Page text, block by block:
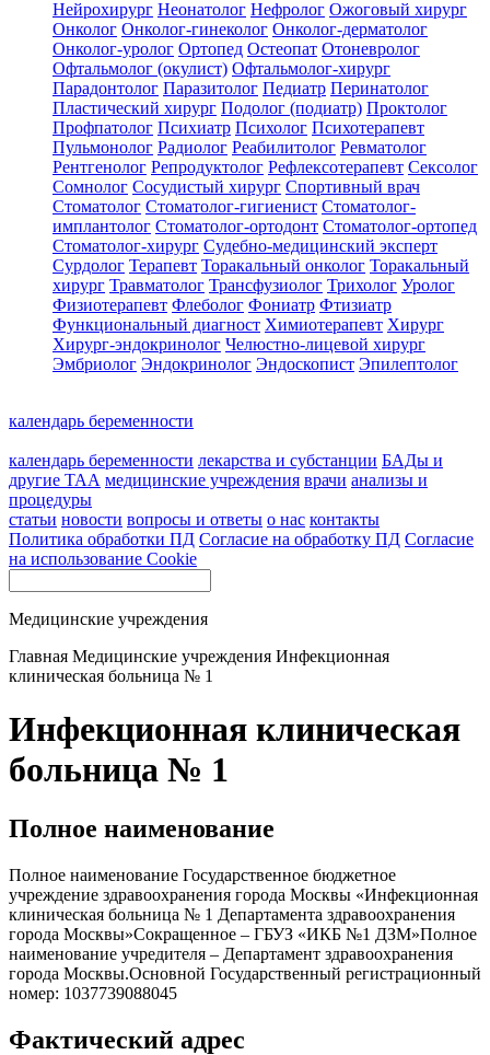
Нейрохирург Неонатолог Нефролог Ожоговый хирург
Онколог Онколог-гинеколог Онколог-дерматолог
Онколог-уролог Ортопед Остеопат Отоневролог
Офтальмолог (окулист) Офтальмолог-хирург
Парадонтолог Паразитолог Педиатр Перинатолог
Пластический хирург Подолог (подиатр) Проктолог
Профпатолог Психиатр Психолог Психотерапевт
Пульмонолог Радиолог Реабилитолог Ревматолог
Рентгенолог Репродуктолог Рефлексотерапевт Сексолог
Сомнолог Сосудистый хирург Спортивный врач
Стоматолог Стоматолог-гигиенист Стоматолог-
имплантолог Стоматолог-ортодонт Стоматолог-ортопед
Стоматолог-хирург Судебно-медицинский эксперт
Сурдолог Терапевт Торакальный онколог Торакальный
хирург Травматолог Трансфузиолог Трихолог Уролог
Физиотерапевт Флеболог Фониатр Фтизиатр
Функциональный диагност Химиотерапевт Хирург
Хирург-эндокринолог Челюстно-лицевой хирург
Эмбриолог Эндокринолог Эндоскопист Эпилептолог
календарь беременности
календарь беременности лекарства и субстанции БАДы и
другие ТАА медицинские учреждения врачи анализы и
процедуры
статьи новости вопросы и ответы о нас контакты
Политика обработки ПД Согласие на обработку ПД Согласие
на использование Cookie
Медицинские учреждения
Главная Медицинские учреждения Инфекционная
клиническая больница № 1
Инфекционная клиническая
больница № 1
Полное наименование
Полное наименование Государственное бюджетное
учреждение здравоохранения города Москвы «Инфекционная
клиническая больница № 1 Департамента здравоохранения
города Москвы»Сокращенное – ГБУЗ «ИКБ №1 ДЗМ»Полное
наименование учредителя – Департамент здравоохранения
города Москвы.Основной Государственный регистрационный
номер: 1037739088045
Фактический адрес